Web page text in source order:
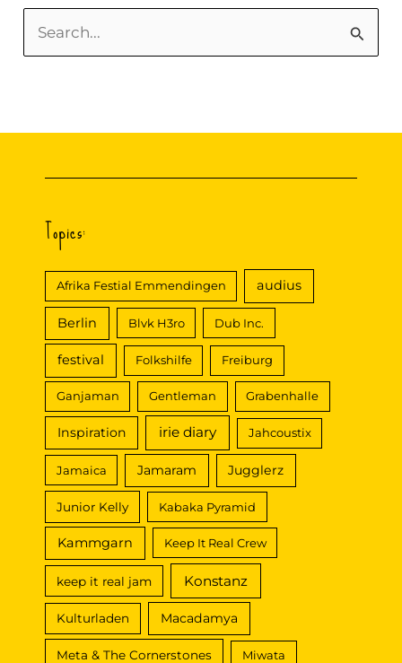
u
Topics:
Afrika Festial Emmendingen audius
Berlin Blvk H3ro Dub Inc.
festival Folkshilfe Freiburg
Ganjaman Gentleman Grabenhalle
Inspiration irie diary Jahcoustix
Jamaica Jamaram Jugglerz
Junior Kelly Kabaka Pyramid
Kammgarn Keep It Real Crew
keep it real jam Konstanz
Kulturladen Macadamya
Meta & The Cornerstones Miwata